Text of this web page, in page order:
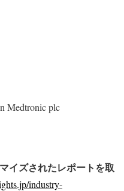
Medtronic plc
イズされたレポートを取
industry-